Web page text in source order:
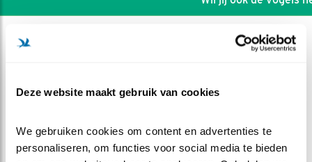
Deze website maakt gebruik van cookies
We gebruiken cookies om content en advertenties te
personaliseren, om functies voor social media te bieden